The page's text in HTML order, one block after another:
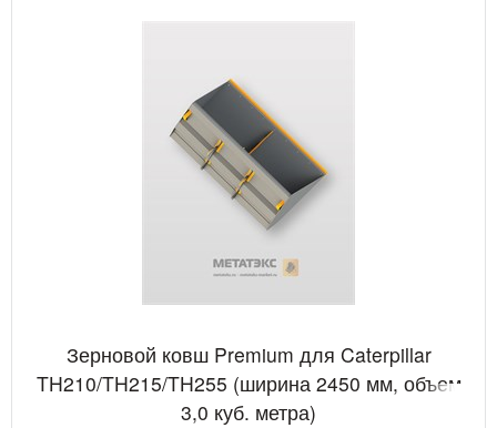
Зерновой ковш Premium для Caterpillar
TH210/TH215/TH255 (ширина 2450 мм, объем
3,0 куб. метра)